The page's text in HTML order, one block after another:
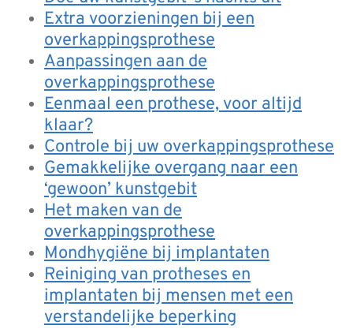
Extra voorzieningen bij een
overkappingsprothese
Aanpassingen aan de
overkappingsprothese
Eenmaal een prothese, voor altijd
klaar?
Controle bij uw overkappingsprothese
Gemakkelijke overgang naar een
‘gewoon’ kunstgebit
Het maken van de
overkappingsprothese
Mondhygiëne bij implantaten
Reiniging van protheses en
implantaten bij mensen met een
verstandelijke beperking